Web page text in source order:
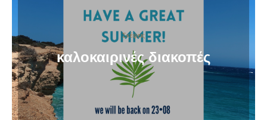
Σκέψεις
καλοκαιρινές διακοπές